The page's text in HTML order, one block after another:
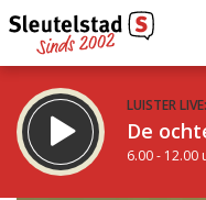
LUISTER LIVE:
De
6.00 - 12.00